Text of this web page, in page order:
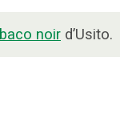
baco noir d’Usito.